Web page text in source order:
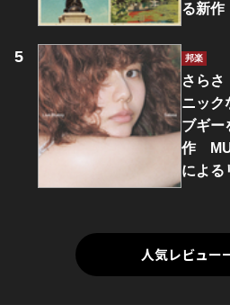
る新作
邦楽
さら
ニック
ブギー
作
による
人気レビュー